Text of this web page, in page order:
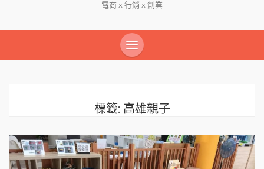
電商 x 行銷 x 創業
標籤: 高雄親子